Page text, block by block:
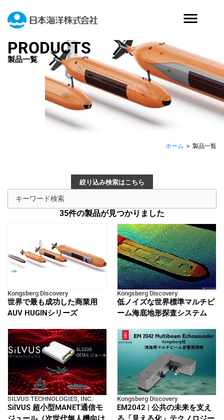
PRODUCTS
製品一覧
ホーム > 製品一覧
絞り込み検索はこちら
35件の製品が見つかりました
Kongsberg Discovery
世界で最も成功した商業用
AUV HUGINシリーズ
Kongsberg Discovery
低ノイズな世界標準マルチビ
ーム海底地形探査システム
SILVUS TECHNOLOGIES, INC.
SilVUS 超小型MANET通信モ
Kongsberg Discovery
EM2042 | 公共の未来を支え